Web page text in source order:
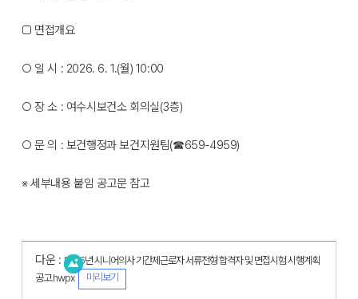
□ 면접개요
○ 일 시 : 2026. 6. 1.(월) 10:00
○ 장 소 : 여수시보건소 회의실(3층)
○ 문 의 : 보건행정과 보건지원팀(☎659-4959)
※ 세부내용 붙임 공고문 참고
다운 : 2026년 시니어의사 기간제근로자 서류전형 합격자 및 면접시험 시행계획
공고.hwpx
미리보기